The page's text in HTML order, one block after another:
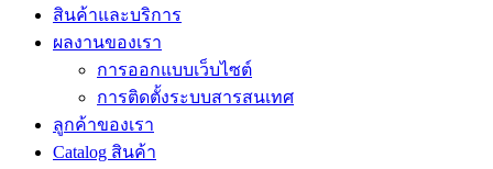
สินค้าและบริการ
ผลงานของเรา
การออกแบบเว็บไซต์
การติดตั้งระบบสารสนเทศ
ลูกค้าของเรา
Catalog สินค้า